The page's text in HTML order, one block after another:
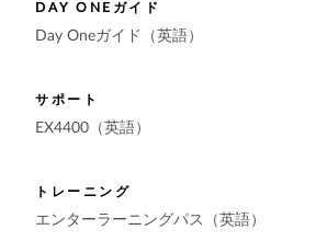
DAY ONEガイド
Day Oneガイド（英語）
サポート
EX4400（英語）
トレーニング
エンターラーニングパス（英語）